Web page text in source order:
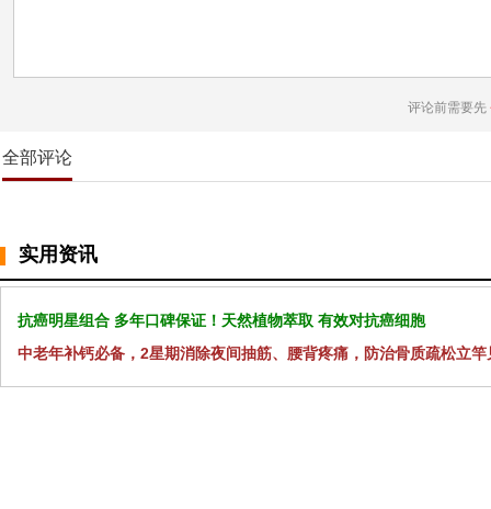
评论前需要先
全部评论
实用资讯
抗癌明星组合 多年口碑保证！天然植物萃取 有效对抗癌细胞
中老年补钙必备，2星期消除夜间抽筋、腰背疼痛，防治骨质疏松立竿